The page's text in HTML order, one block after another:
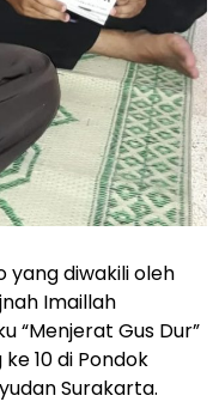
yang diwakili oleh
Imaillah
“Menjerat Gus Dur”
10 di Pondok
Surakarta.